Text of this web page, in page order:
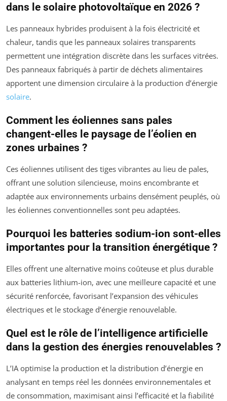
dans le solaire photovoltaïque en 2026 ?
Les panneaux hybrides produisent à la fois électricité et
chaleur, tandis que les panneaux solaires transparents
permettent une intégration discrète dans les surfaces vitrées.
Des panneaux fabriqués à partir de déchets alimentaires
apportent une dimension circulaire à la production d’énergie
solaire.
Comment les éoliennes sans pales
changent-elles le paysage de l’éolien en
zones urbaines ?
Ces éoliennes utilisent des tiges vibrantes au lieu de pales,
offrant une solution silencieuse, moins encombrante et
adaptée aux environnements urbains densément peuplés, où
les éoliennes conventionnelles sont peu adaptées.
Pourquoi les batteries sodium-ion sont-elles
importantes pour la transition énergétique ?
Elles offrent une alternative moins coûteuse et plus durable
aux batteries lithium-ion, avec une meilleure capacité et une
sécurité renforcée, favorisant l’expansion des véhicules
électriques et le stockage d’énergie renouvelable.
Quel est le rôle de l’intelligence artificielle
dans la gestion des énergies renouvelables ?
L’IA optimise la production et la distribution d’énergie en
analysant en temps réel les données environnementales et
de consommation, maximisant ainsi l’efficacité et la fiabilité